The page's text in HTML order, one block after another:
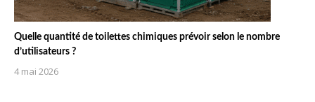
Quelle quantité de toilettes chimiques prévoir selon le nombre
d’utilisateurs ?
4 mai 2026